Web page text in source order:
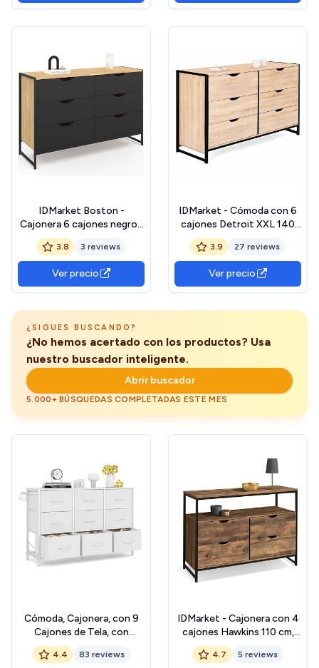
IDMarket Boston -
Cajonera 6 cajones negros
115 cm, diseño industrial
3.8 3 reviews
Ver precio
IDMarket - Cómoda con 6
cajones Detroit XXL 140
cm, diseño industrial
3.9 27 reviews
Ver precio
¿SIGUES BUSCANDO?
¿No hemos acertado con los productos? Usa
nuestro buscador inteligente.
Abrir buscador
5.000+ BÚSQUEDAS COMPLETADAS ESTE MES
Cómoda, Cajonera, con 9
Cajones de Tela, con
Tiradores, Marco de Metal
Estilo Industrial, con Parte
4.4 83 reviews
IDMarket - Cajonera con 4
cajones Hawkins 110 cm,
madera oscura, diseño
industrial con estante
4.7 5 reviews